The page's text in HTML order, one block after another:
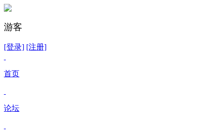
游客
[登录] [注册]
首页
论坛